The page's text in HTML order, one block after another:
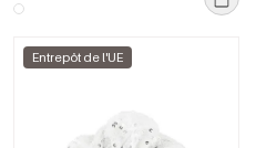
Entrepôt de l'UE